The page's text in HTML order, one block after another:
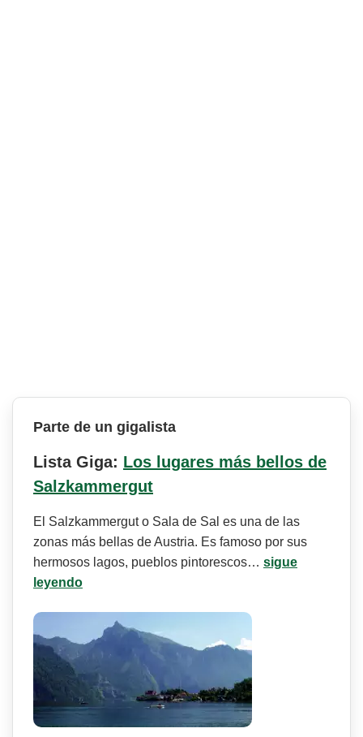
Parte de un gigalista
Lista Giga: Los lugares más bellos de
Salzkammergut
El Salzkammergut o Sala de Sal es una de las
zonas más bellas de Austria. Es famoso por sus
hermosos lagos, pueblos pintorescos… sigue
leyendo